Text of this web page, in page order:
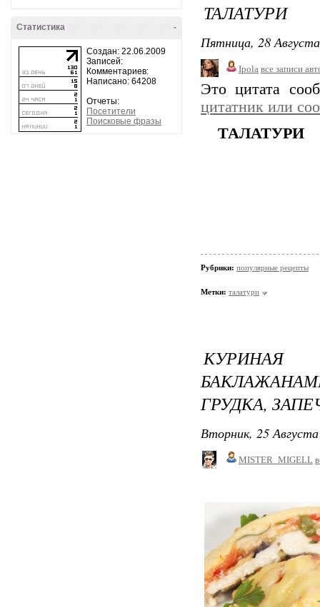
-
Статистика
Создан: 22.06.2009
Записей:
Комментариев:
Написано: 64208
Отчеты:
Посетители
Поисковые фразы
ТАЛАТУРИ
Пятница, 28
Ipola все записи
Это цитата
цитатник или
ТАЛАТУРИ
Рубрики: популярные рецепты
Метки: талатури
КУРИНАЯ
ГРУДКА,
Вторник, 25
MISTER_MIGELL